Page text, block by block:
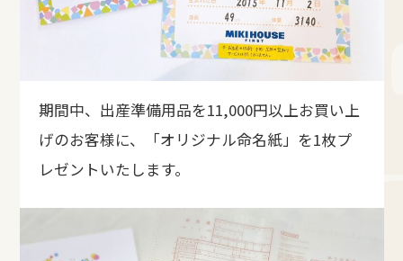
期間中、出産準備用品を11,000円以上お買い上
げのお客様に、「オリジナル命名紙」を1枚プ
レゼントいたします。